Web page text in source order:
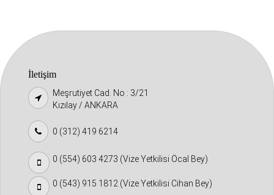
İletişim
Meşrutiyet Cad. No : 3/21
Kızılay / ANKARA
0 (312) 419 6214
0 (554) 603 4273 (Vize Yetkilisi Öcal Bey)
0 (543) 915 1812 (Vize Yetkilisi Cihan Bey)